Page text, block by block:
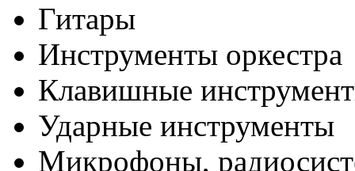
Гитары
Инструменты оркестра
Клавишные
Ударные инструменты
Микрофоны,